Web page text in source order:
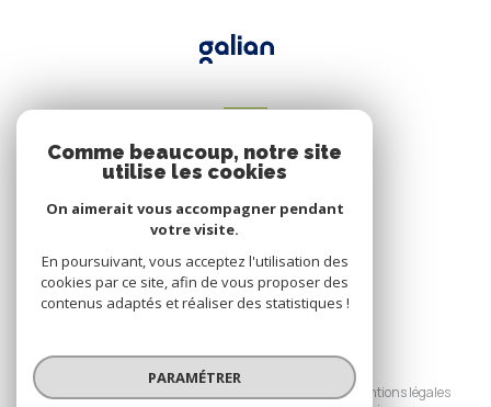
Espace propriétaire
© 2026 | Tous droits réservés
Mentions légales
Comme beaucoup, notre site
utilise les cookies
On aimerait vous accompagner pendant
votre visite.
En poursuivant, vous acceptez l'utilisation des
cookies par ce site, afin de vous proposer des
contenus adaptés et réaliser des statistiques !
PARAMÉTRER